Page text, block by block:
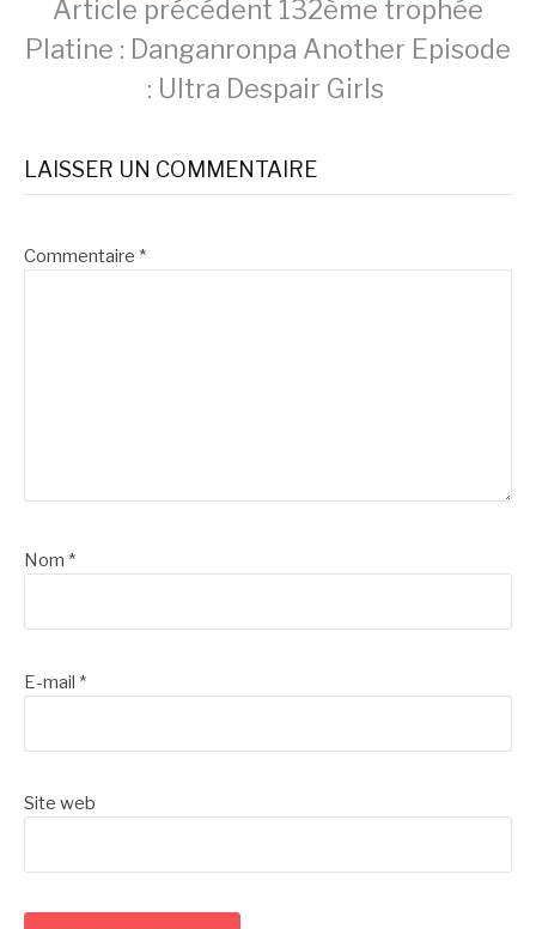
Lire
suite
Article précédent 132ème trophée
Platine : Danganronpa Another Episode
: Ultra Despair Girls
LAISSER UN COMMENTAIRE
Commentaire *
Nom *
E-mail *
Site web